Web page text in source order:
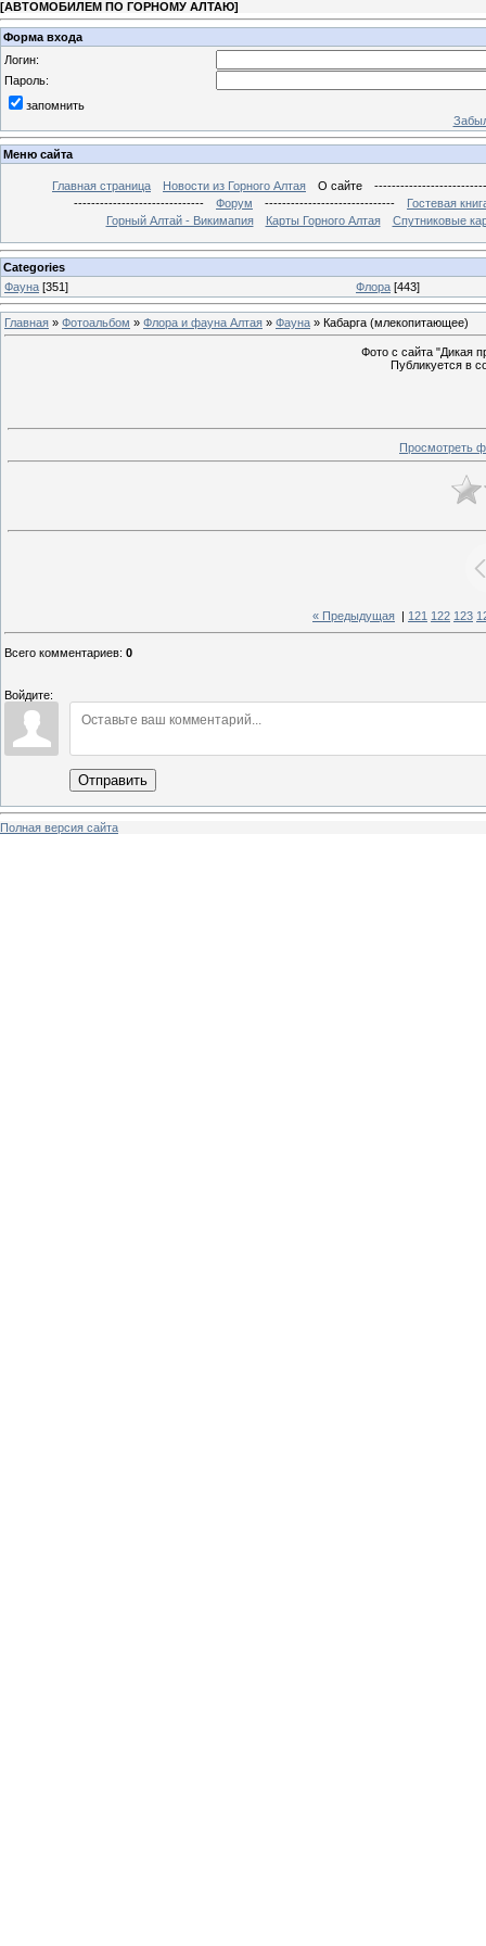
[АВТОМОБИЛЕМ ПО ГОРНОМУ АЛТАЮ]
Форма входа
Логин:
Пароль:
запомнить
Меню сайта
Главная страница Новости из Горного Алтая О сайте
------------------------------
Форум ------------------------------
Гостевая
Горный Алтай - Викимапия
Карты Горного Алтая Спутниковые
Categories
Фауна [351] Флора [443]
Главная » Фотоальбом » Флора и фауна Алтая » Фауна » Кабарга (млекопитающее)
Фото с сайта "Дикая
Публикуется в
Просмотреть
« Предыдущая 121 122 123
Всего комментариев: 0
Войдите:
Отправить
Полная версия сайта